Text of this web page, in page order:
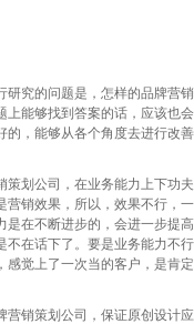
究的问题是，怎样的品牌营销
上能够找到答案的话，应该也
的，能够从各个角度去进行改
划公司，在业务能力上下功夫
营销效果，所以，效果不行，
是在不断进步的，会进一步提
不在话下了。要是业务能力不
感觉上了一次当的客户，是肯
销策划公司，保证原创设计应